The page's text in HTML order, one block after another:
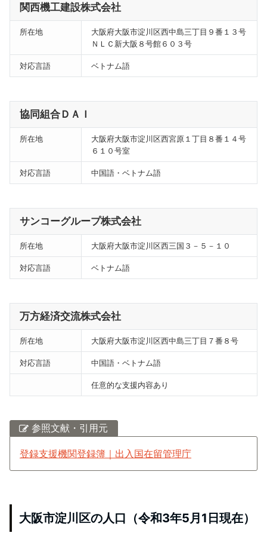
関西機工建設株式会社
所在地
大阪府大阪市淀川区西中島三丁目９番１３号
ＮＬＣ新大阪８号館６０３号
対応言語 ベトナム語
協同組合ＤＡＩ
所在地
大阪府大阪市淀川区西宮原１丁目８番１４号
６１０号室
対応言語 中国語・ベトナム語
サンコーグループ株式会社
所在地 大阪府大阪市淀川区西三国３－５－１０
対応言語 ベトナム語
万方経済交流株式会社
所在地 大阪府大阪市淀川区西中島三丁目７番８号
対応言語 中国語・ベトナム語
任意的な支援内容あり
参照文献・引用元
登録支援機関登録簿｜出入国在留管理庁
大阪市淀川区の人口（令和3年5月1日現在）